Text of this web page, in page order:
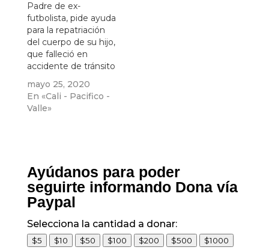
Padre de ex-
futbolista, pide ayuda
para la repatriación
del cuerpo de su hijo,
que falleció en
accidente de tránsito
mayo 25, 2020
En «Cali - Pacifico -
Valle»
Ayúdanos para poder
seguirte informando Dona vía
Paypal
Selecciona la cantidad a donar:
$5 $10 $50 $100 $200 $500 $1000